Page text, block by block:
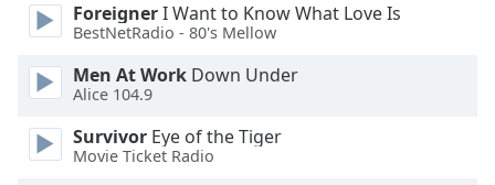
Beginning
dialog
window.
Escape
ForeignerI Want to Know What Love Is
BestNetRadio - 80's Mellow
Men At Work Down Under
Alice 104.9
Survivor Eye of the Tiger
Movie Ticket Radio